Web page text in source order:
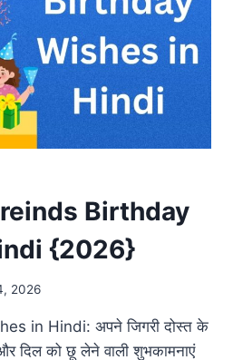
Birthday
{2026}
2026
in Hindi: अपने जिगरी दोस्त के
दिल को छू लेने वाली शुभकामनाएं